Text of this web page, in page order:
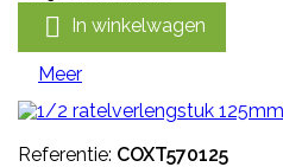
 In winkelwagen
Meer
Referentie: COXT570125